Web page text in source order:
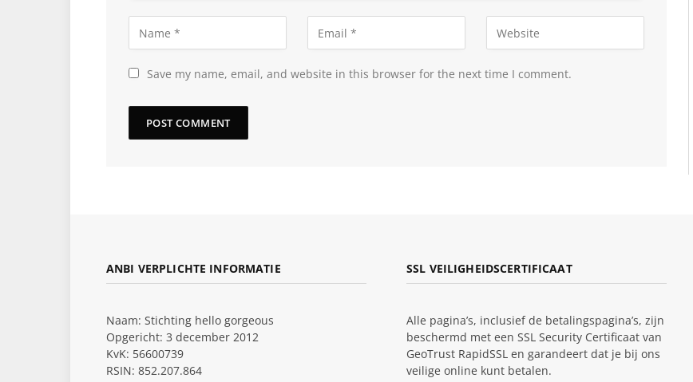
Save my name, email, and website in this browser for the next time I comment.
ANBI VERPLICHTE INFORMATIE
Naam: Stichting hello gorgeous
Opgericht: 3 december 2012
KvK: 56600739
RSIN: 852.207.864
SSL VEILIGHEIDSCERTIFICAAT
Alle pagina’s, inclusief de betalingspagina’s, zijn
beschermd met een SSL Security Certificaat van
GeoTrust RapidSSL en garandeert dat je bij ons
veilige online kunt betalen.